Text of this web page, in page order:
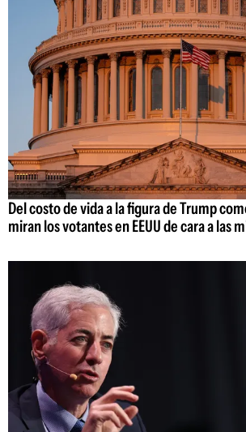
Del costo de vida a la figura de Trump
miran los votantes en EEUU de cara a las